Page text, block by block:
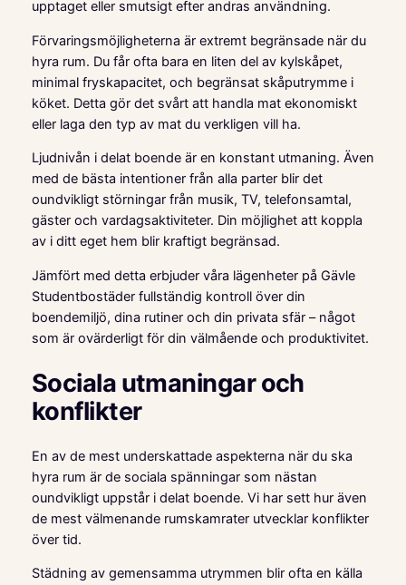
upptaget eller smutsigt efter andras användning.
Förvaringsmöjligheterna är extremt begränsade när du
hyra rum. Du får ofta bara en liten del av kylskåpet,
minimal fryskapacitet, och begränsat skåputrymme i
köket. Detta gör det svårt att handla mat ekonomiskt
eller laga den typ av mat du verkligen vill ha.
Ljudnivån i delat boende är en konstant utmaning. Även
med de bästa intentioner från alla parter blir det
oundvikligt störningar från musik, TV, telefonsamtal,
gäster och vardagsaktiviteter. Din möjlighet att koppla
av i ditt eget hem blir kraftigt begränsad.
Jämfört med detta erbjuder våra lägenheter på Gävle
Studentbostäder fullständig kontroll över din
boendemiljö, dina rutiner och din privata sfär – något
som är ovärderligt för din välmående och produktivitet.
Sociala utmaningar och
konflikter
En av de mest underskattade aspekterna när du ska
hyra rum är de sociala spänningar som nästan
oundvikligt uppstår i delat boende. Vi har sett hur även
de mest välmenande rumskamrater utvecklar konflikter
över tid.
Städning av gemensamma utrymmen blir ofta en källa